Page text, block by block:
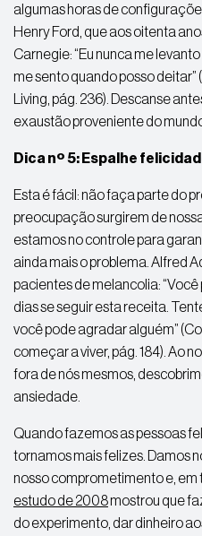
algumas horas de
Henry Ford, que aos oitenta
Carnegie: “Eu nunca me
me sento quando posso
Living, pág. 236). Descanse
exaustão proveniente do
Dica nº 5: Espalhe
Esta é fácil: não faça parte do
preocupação surgirem de
estamos no controle para
ainda mais o problema. Alfred
pacientes de melancolia:
dias se seguir esta receita.
você pode agradar alguém”
começar a viver, pág. 184). Ao
fora de nós mesmos,
ansiedade.
Quando fazemos as pessoas
tornamos mais felizes. Damos
nosso comprometimento e, em
estudo de 2008mostrou que
do experimento, dar dinheiro